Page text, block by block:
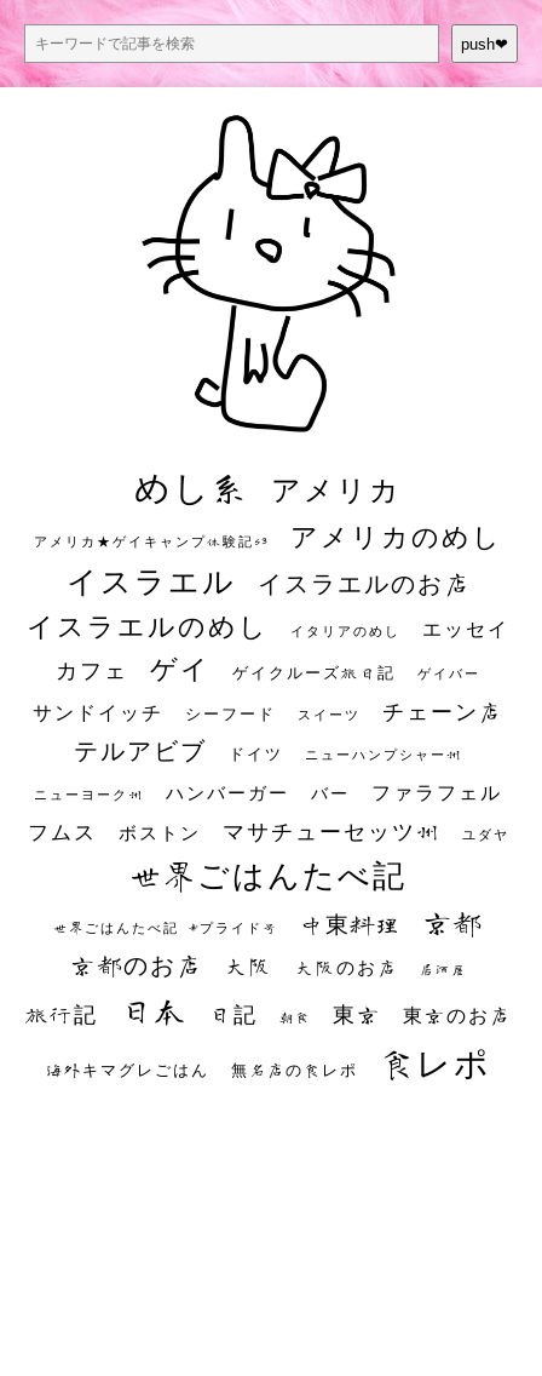
push❤︎
めし系 アメリカ
アメリカ★ゲイキャンプ体験記S3 アメリカのめし
イスラエル イスラエルのお店
イスラエルのめし イタリアのめし エッセイ
カフェ ゲイ ゲイクルーズ旅日記 ゲイバー
サンドイッチ シーフード スイーツ チェーン店
テルアビブ ドイツ ニューハンプシャー州
ニューヨーク州 ハンバーガー バー ファラフェル
フムス ボストン マサチューセッツ州 ユダヤ
世界ごはんたべ記
世界ごはんたべ記 #プライド号 中東料理 京都
京都のお店 大阪 大阪のお店 居酒屋
旅行記 日本 日記 朝食 東京 東京のお店
海外キマグレごはん 無名店の食レポ 食レポ